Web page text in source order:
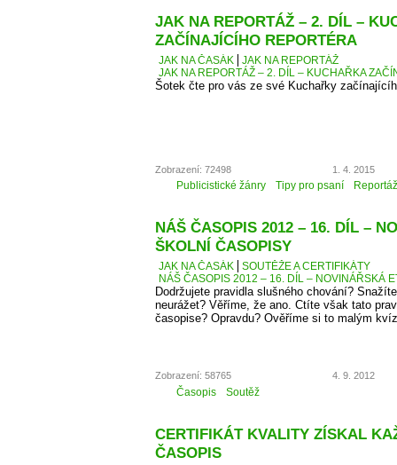
JAK NA REPORTÁŽ – 2. DÍL –
ZAČÍNAJÍCÍHO REPORTÉRA
JAK NA ČASÁK
JAK NA REPORTÁŽ
JAK NA REPORTÁŽ – 2. DÍL – KUCHAŘKA
Šotek čte pro vás ze své Kuchařky
Zobrazení: 72498 1. 4. 2015
Publicistické žánry Tipy pro psaní Reportáž
NÁŠ ČASOPIS 2012 – 16. DÍL –
ŠKOLNÍ ČASOPISY
JAK NA ČASÁK
SOUTĚŽE A CERTIFIKÁTY
NÁŠ ČASOPIS 2012 – 16. DÍL – NOVINÁŘSKÁ
Dodržujete pravidla slušného chování?
neurážet? Věříme, že ano. Ctíte však tato
časopise? Opravdu? Ověříme si to malým
Zobrazení: 58765 4. 9. 2012
Časopis Soutěž
CERTIFIKÁT KVALITY ZÍSKAL
ČASOPIS